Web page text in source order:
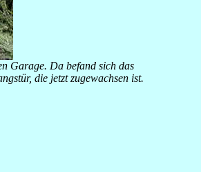
Garage. Da befand sich das
die jetzt zugewachsen ist.